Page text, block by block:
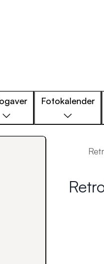
Fotokalender